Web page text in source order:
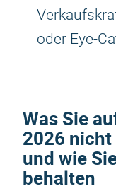
oder Eye-
Was Sie
2026 nicht
und wie
behalten